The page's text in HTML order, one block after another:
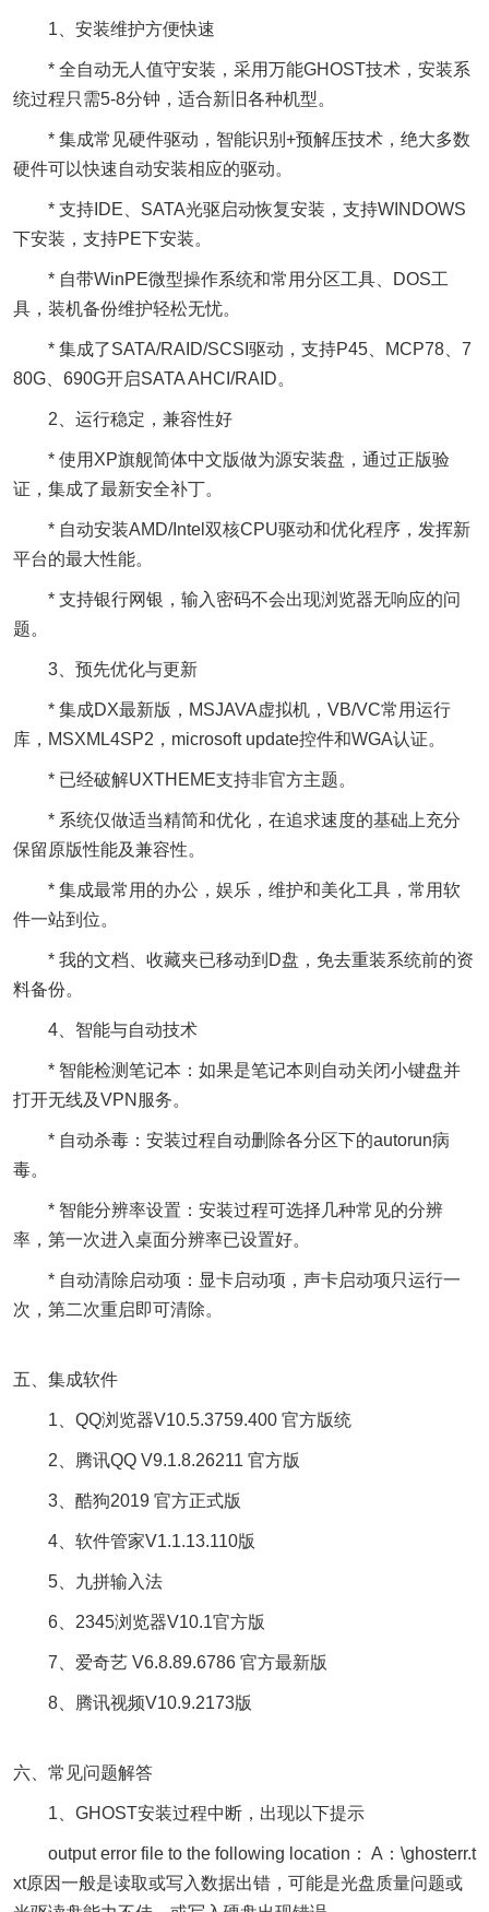
1、安装维护方便快速
* 全自动无人值守安装，采用万能GHOST技术，安装系
统过程只需5-8分钟，适合新旧各种机型。
* 集成常见硬件驱动，智能识别+预解压技术，绝大多数
硬件可以快速自动安装相应的驱动。
* 支持IDE、SATA光驱启动恢复安装，支持WINDOWS
下安装，支持PE下安装。
* 自带WinPE微型操作系统和常用分区工具、DOS工
具，装机备份维护轻松无忧。
* 集成了SATA/RAID/SCSI驱动，支持P45、MCP78、7
80G、690G开启SATA AHCI/RAID。
2、运行稳定，兼容性好
* 使用XP旗舰简体中文版做为源安装盘，通过正版验
证，集成了最新安全补丁。
* 自动安装AMD/Intel双核CPU驱动和优化程序，发挥新
平台的最大性能。
* 支持银行网银，输入密码不会出现浏览器无响应的问
题。
3、预先优化与更新
* 集成DX最新版，MSJAVA虚拟机，VB/VC常用运行
库，MSXML4SP2，microsoft update控件和WGA认证。
* 已经破解UXTHEME支持非官方主题。
* 系统仅做适当精简和优化，在追求速度的基础上充分
保留原版性能及兼容性。
* 集成最常用的办公，娱乐，维护和美化工具，常用软
件一站到位。
* 我的文档、收藏夹已移动到D盘，免去重装系统前的资
料备份。
4、智能与自动技术
* 智能检测笔记本：如果是笔记本则自动关闭小键盘并
打开无线及VPN服务。
* 自动杀毒：安装过程自动删除各分区下的autorun病
毒。
* 智能分辨率设置：安装过程可选择几种常见的分辨
率，第一次进入桌面分辨率已设置好。
* 自动清除启动项：显卡启动项，声卡启动项只运行一
次，第二次重启即可清除。
五、集成软件
1、QQ浏览器V10.5.3759.400 官方版统
2、腾讯QQ V9.1.8.26211 官方版
3、酷狗2019 官方正式版
4、软件管家V1.1.13.110版
5、九拼输入法
6、2345浏览器V10.1官方版
7、爱奇艺 V6.8.89.6786 官方最新版
8、腾讯视频V10.9.2173版
六、常见问题解答
1、GHOST安装过程中断，出现以下提示
output error file to the following location： A：\ghosterr.t
xt原因一般是读取或写入数据出错，可能是光盘质量问题或